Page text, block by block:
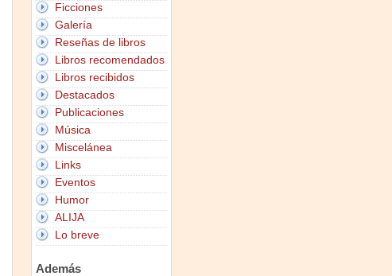
Ficciones
Galería
Reseñas de libros
Libros recomendados
Libros recibidos
Destacados
Publicaciones
Música
Miscelánea
Links
Eventos
Humor
ALIJA
Lo breve
Además